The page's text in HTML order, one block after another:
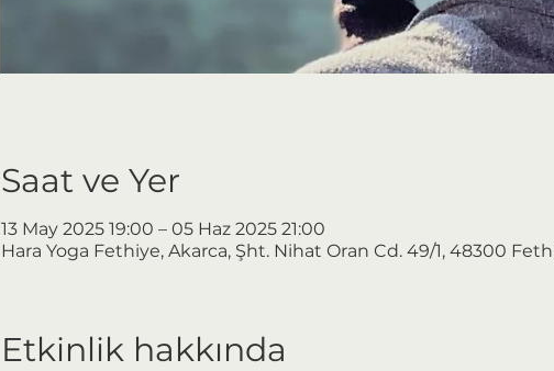
Saat ve Yer
13 May 2025 19:00 – 05 Haz 2025 21:00
Hara Yoga Fethiye, Akarca, Şht. Nihat Oran Cd. 49/1, 48300
Etkinlik hakkında